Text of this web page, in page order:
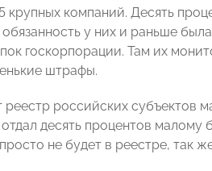
крупных компаний. Десять
у них и раньше
госкорпорации. Там их
штрафы.
реестр российских субъектов
десять процентов малому
не будет в реестре, так